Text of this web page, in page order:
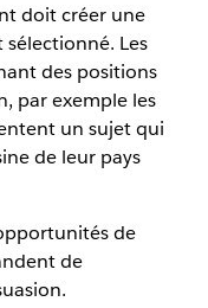
doit créer une
Les
des positions
par exemple les
un sujet qui
de leur pays
de
de